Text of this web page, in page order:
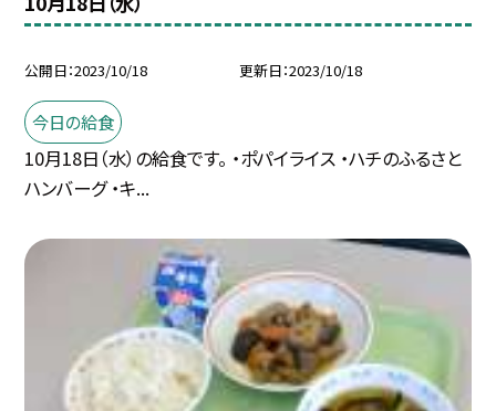
公開日 2023/10/18 更新日 2023/10/18
今日の給食
10月18日（水）の給食です。 ・ポパイライス ・ハチのふるさと
ハンバーグ ・キ...